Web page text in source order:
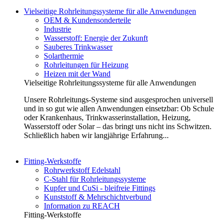
Vielseitige Rohrleitungssysteme für alle Anwendungen
OEM & Kundensonderteile
Industrie
Wasserstoff: Energie der Zukunft
Sauberes Trinkwasser
Solarthermie
Rohrleitungen für Heizung
Heizen mit der Wand
Vielseitige Rohrleitungssysteme für alle Anwendungen
Unsere Rohrleitungs-Systeme sind ausgesprochen universell
und in so gut wie allen Anwendungen einsetzbar: Ob Schule
oder Krankenhaus, Trinkwasserinstallation, Heizung,
Wasserstoff oder Solar – das bringt uns nicht ins Schwitzen.
Schließlich haben wir langjährige Erfahrung...
Fitting-Werkstoffe
Rohrwerkstoff Edelstahl
C-Stahl für Rohrleitungssysteme
Kupfer und CuSi - bleifreie Fittings
Kunststoff & Mehrschichtverbund
Information zu REACH
Fitting-Werkstoffe